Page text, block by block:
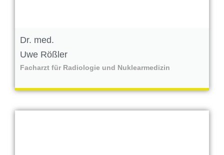
Dr. med.
Uwe Rößler
Facharzt für Radiologie und Nuklearmedizin